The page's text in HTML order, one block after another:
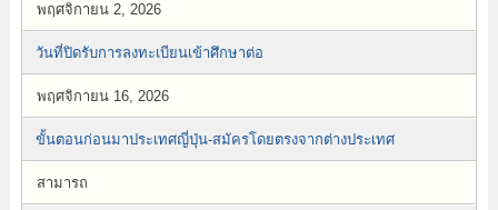
พฤศจิกายน 2, 2026
วันที่ปิดรับการลงทะเบียนเข้าศึกษาต่อ
พฤศจิกายน 16, 2026
ขั้นตอนก่อนมาประเทศญี่ปุ่น-สมัครโดยตรงจากต่างประเทศ
สามารถ